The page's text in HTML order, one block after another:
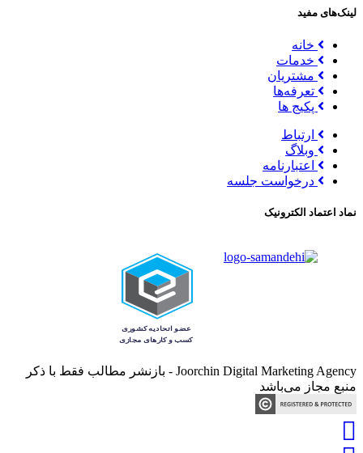
لینک‌های مفید
خانه
خدمات
مشتریان
تعرفه‌ها
پکیج ها
ارتباط
وبلاگ
اعتبارنامه
درخواست جلسه
نماد اعتماد الکترونیک
Joorchin Digital Marketing Agency - بازنشر مطالب فقط با ذکر
منبع مجاز می‌باشد